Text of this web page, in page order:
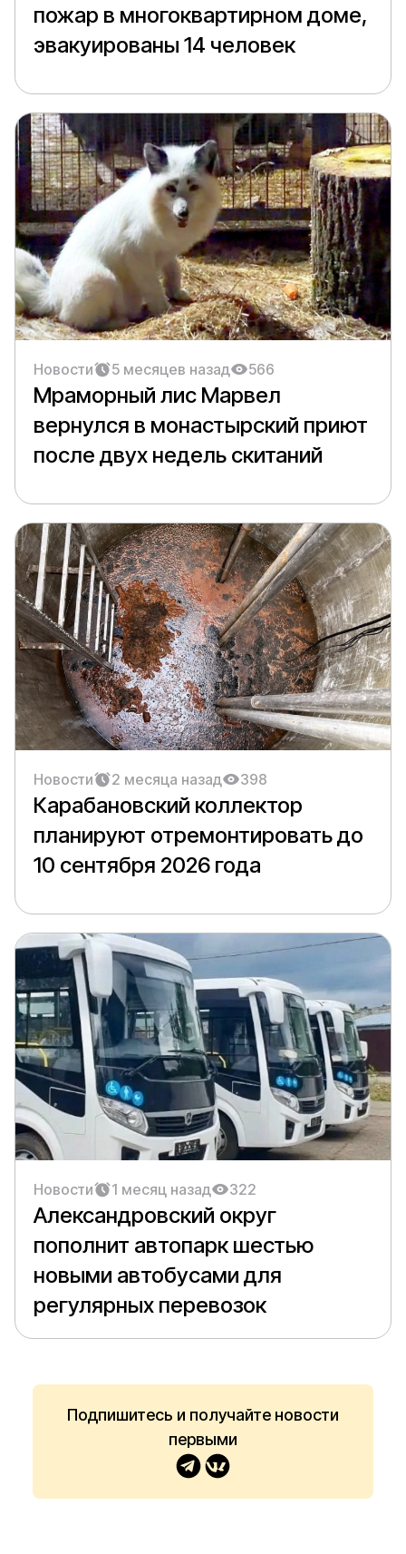
пожар в многоквартирном доме,
эвакуированы 14 человек
Новости 5 месяцев назад 566
Мраморный лис Марвел
вернулся в монастырский приют
после двух недель скитаний
Новости 2 месяца назад 398
Карабановский коллектор
планируют отремонтировать до
10 сентября 2026 года
Новости 1 месяц назад 322
Александровский округ
пополнит автопарк шестью
новыми автобусами для
регулярных перевозок
Подпишитесь и получайте новости
первыми